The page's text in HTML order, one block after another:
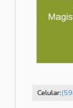
Celular: